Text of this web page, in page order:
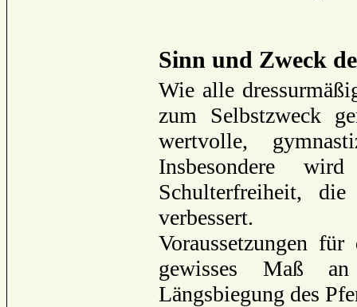
Sinn und Zweck
Wie alle
zum Selbstzweck
wertvolle,
Insbesondere
Schulterfreiheit,
verbessert.
Voraussetzungen
gewisses Maß
Längsbiegung des